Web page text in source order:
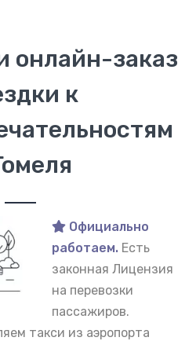
онлайн-заказ
к
Официально
работаем. Есть
законная Лицензия
на перевозки
пассажиров.
такси из аэропорта